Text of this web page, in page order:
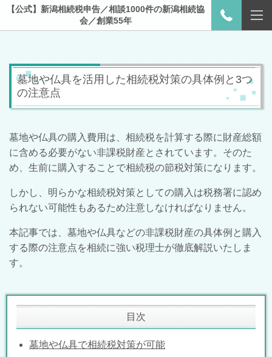
【公式】新潟相続税申告／相談1000件の新潟相続協
会／創業55年
墓地や仏具を活用した相続税対策の具体例と3つ
の注意点
墓地や仏具の購入費用は、相続税を計算する際に財産総額
に含める必要がない非課税財産とされています。そのた
め、生前に購入することで相続税の節税対策になります。
しかし、明らかな相続税対策としての購入は税務署に認め
られない可能性もあるため注意しなければなりません。
本記事では、墓地や仏具などの非課税財産の具体例と購入
する際の注意点を相続に強い税理士が徹底解説いたしま
す。
目次
墓地や仏具で相続税対策が可能